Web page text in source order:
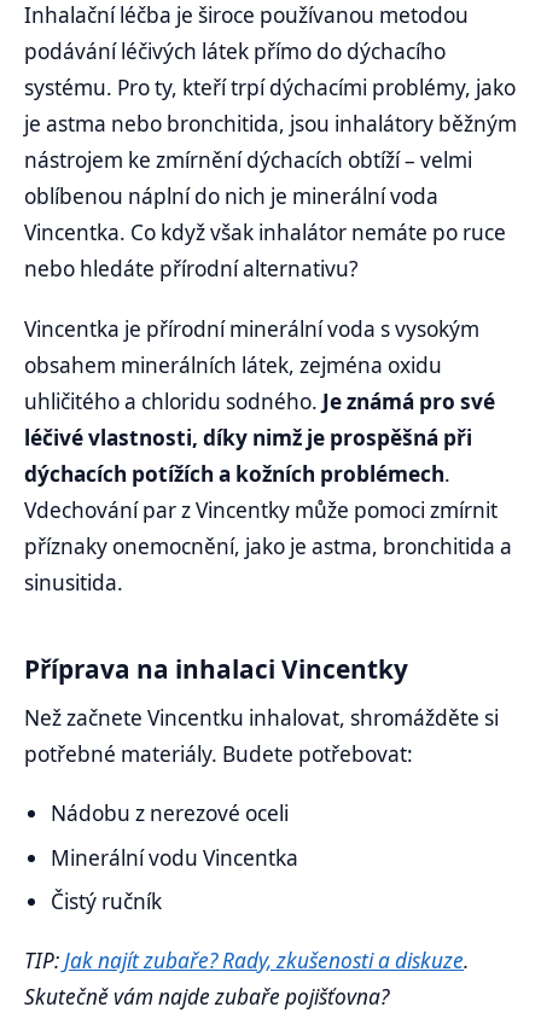
Inhalační léčba je široce používanou metodou
podávání léčivých látek přímo do dýchacího
systému. Pro ty, kteří trpí dýchacími problémy, jako
je astma nebo bronchitida, jsou inhalátory běžným
nástrojem ke zmírnění dýchacích obtíží – velmi
oblíbenou náplní do nich je minerální voda
Vincentka. Co když však inhalátor nemáte po ruce
nebo hledáte přírodní alternativu?
Vincentka je přírodní minerální voda s vysokým
obsahem minerálních látek, zejména oxidu
uhličitého a chloridu sodného. Je známá pro své
léčivé vlastnosti, díky nimž je prospěšná při
dýchacích potížích a kožních problémech.
Vdechování par z Vincentky může pomoci zmírnit
příznaky onemocnění, jako je astma, bronchitida a
sinusitida.
Příprava na inhalaci Vincentky
Než začnete Vincentku inhalovat, shromážděte si
potřebné materiály. Budete potřebovat:
Nádobu z nerezové oceli
Minerální vodu Vincentka
Čistý ručník
TIP:Jak najít zubaře? Rady, zkušenosti a diskuze.
Skutečně vám najde zubaře pojišťovna?